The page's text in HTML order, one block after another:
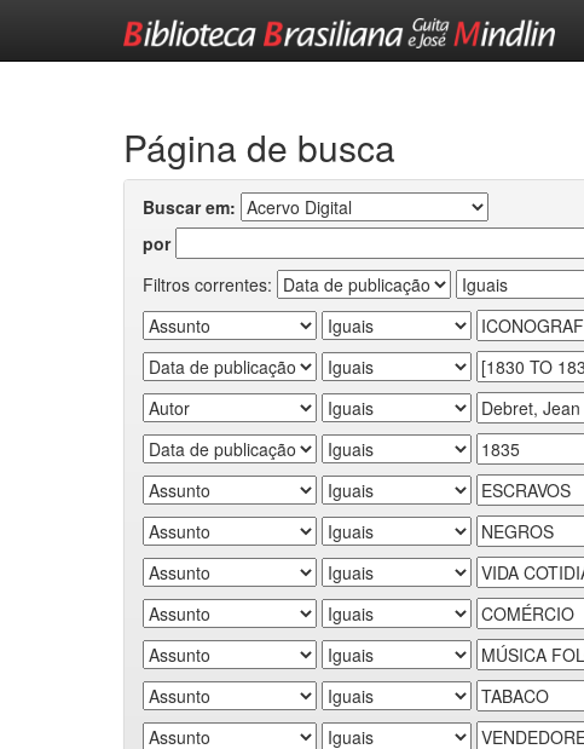
Página de busca
Buscar em:
por
Filtros correntes: